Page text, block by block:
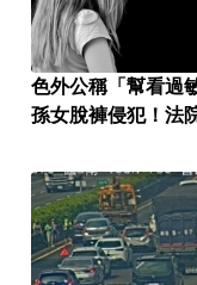
色外公稱「幫看過
孫女脫褲侵犯！法